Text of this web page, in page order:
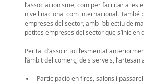
l’associacionisme, com per facilitar a
nivell nacional com internacional.
empreses del sector, amb l’objectiu de
petites empreses del sector que s’inicien
Per tal d’assolir tot l’esmentat
l’àmbit del comerç, dels serveis,
Participació en fires, salons i